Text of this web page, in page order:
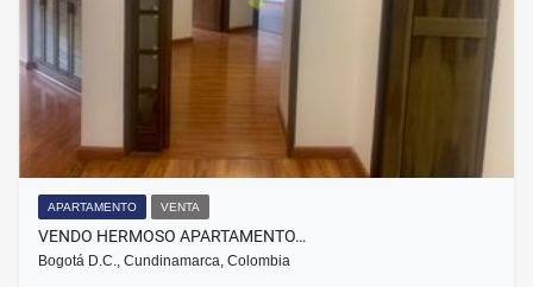
APARTAMENTO VENTA
VENDO HERMOSO APARTAMENTO…
Bogotá D.C., Cundinamarca, Colombia